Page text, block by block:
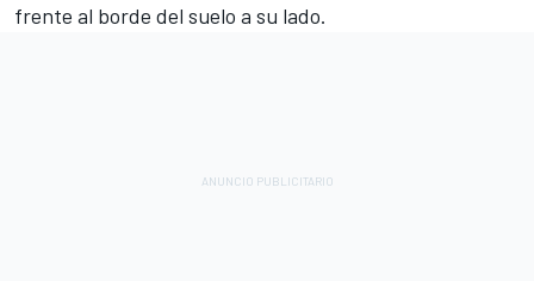
frente al borde del suelo a su lado.